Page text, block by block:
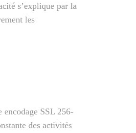
s’explique par la
les
encodage SSL 256-
des activités